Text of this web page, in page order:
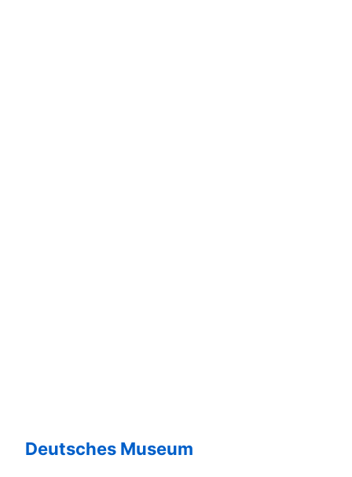
Deutsches Museum